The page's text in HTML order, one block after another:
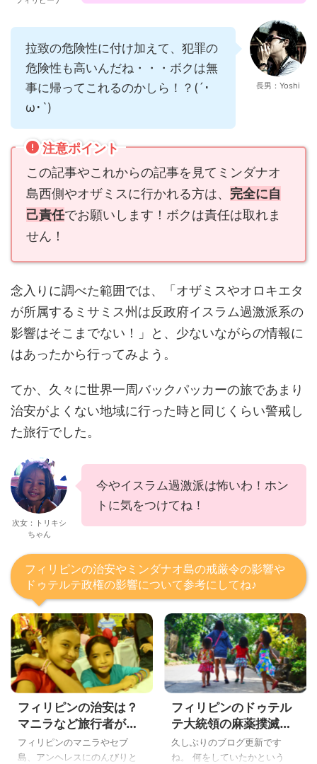
拉致の危険性に付け加えて、犯罪の
危険性も高いんだね・・・ボクは無
事に帰ってこれるのかしら！？(´･
ω･`)
長男：Yoshi
注意ポイント
この記事やこれからの記事を見てミンダナオ
島西側やオザミスに行かれる方は、 完全に自
己責任でお願いします！ボクは責任は取れま
せん！
念入りに調べた範囲では、「オザミスやオロキエタ
が所属するミサミス州は反政府イスラム過激派系の
影響はそこまでない！」と、少ないながらの情報に
はあったから行ってみよう。
てか、久々に世界一周バックパッカーの旅であまり
治安がよくない地域に行った時と同じくらい警戒し
た旅行でした。
次女：トリキシ
ちゃん
今やイスラム過激派は怖いわ！ホン
トに気をつけてね！
フィリピンの治安やミンダナオ島の戒厳令の影響や
ドゥテルテ政権の影響について参考にしてね♪
フィリピンの治安は？
マニラなど旅行者があ
う犯罪や危ない時期、
注意点を徹底解説
フィリピンのマニラやセブ
島、アンヘレスにのんびりと
フィリピンのドゥテル
テ大統領の麻薬撲滅や
禁煙の政策が田舎では
影響が大きいのか実体
久しぶりのブログ更新です
ね。 何をしていたかという